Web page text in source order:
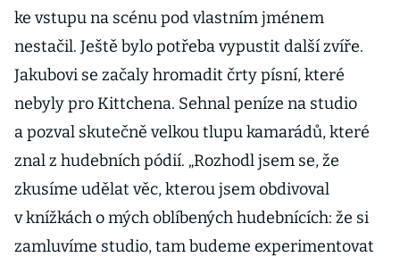
ke vstupu na scénu pod vlastním jménem
nestačil. Ještě bylo potřeba vypustit další zvíře.
Jakubovi se začaly hromadit črty písní, které
nebyly pro Kittchena. Sehnal peníze na studio
a pozval skutečně velkou tlupu kamarádů, které
znal z hudebních pódií. „Rozhodl jsem se, že
zkusíme udělat věc, kterou jsem obdivoval
v knížkách o mých oblíbených hudebnících: že si
zamluvíme studio, tam budeme experimentovat